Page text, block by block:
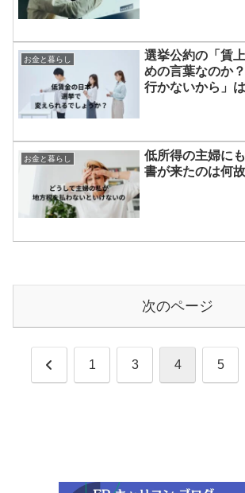
お金と暮らし
選挙公約の「賃
めの言葉なのか
行かないから」
お金と暮らし
低所得の主婦に
書が来たのは何
次のページ
前 1 3 4 5